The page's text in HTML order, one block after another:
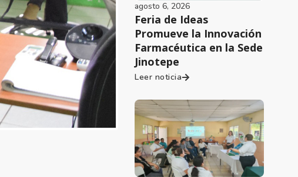
agosto 6, 2026
Feria de Ideas
Promueve la Innovación
Farmacéutica en la Sede
Jinotepe
Leer noticia